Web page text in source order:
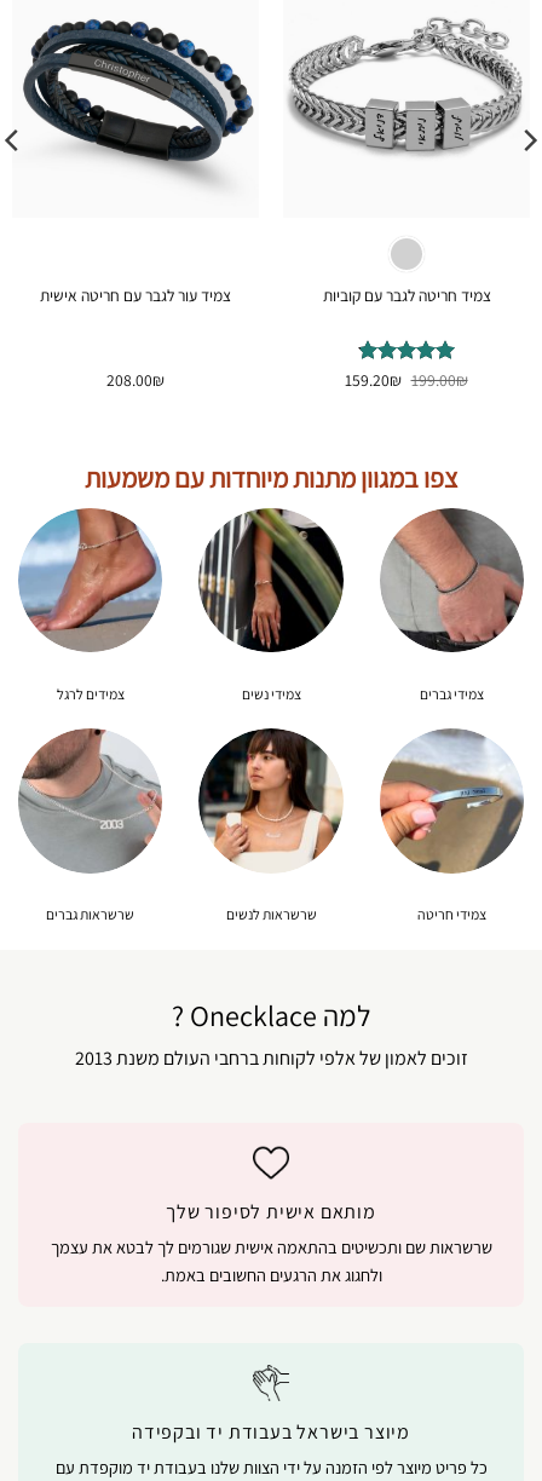
צמיד חריטה לגבר עם קוביות
דורג4.87199.00₪ המחיר
המקורי
159.20₪ המחיר
צמיד עור לגבר עם חריטה אישית
208.00₪
צפו במגוון מתנות מיוחדות עם משמעות
צמידי גברים צמידי נשים צמידים לרגל
צמידי חריטה שרשראות לנשים שרשראות גברים
למה Onecklace ?
זוכים לאמון של אלפי לקוחות ברחבי העולם משנת 2013
מותאם אישית לסיפור שלך
שרשראות שם ותכשיטים בהתאמה אישית שגורמים לך לבטא את עצמך
ולחגוג את הרגעים החשובים באמת.
מיוצר בישראל בעבודת יד ובקפידה
כל פריט מיוצר לפי הזמנה על ידי הצוות שלנו בעבודת יד מוקפדת עם